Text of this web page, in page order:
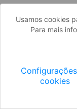
Usamos cookies
Para mais
cookies